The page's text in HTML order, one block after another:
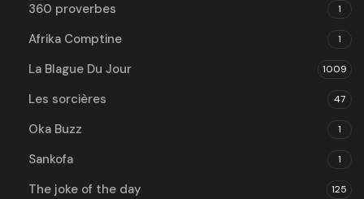
360 proverbes 1
Afrika Comptine 1
La Blague Du Jour 1009
Les sorcières 47
Oka Buzz 1
Sankofa 1
The joke of the day 125